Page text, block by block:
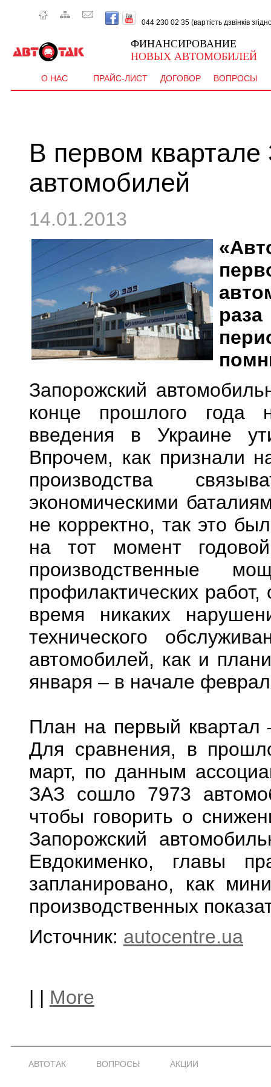
044 230 02 35 (вартість дзвінків
ФИНАНСИРОВАНИЕ
НОВЫХ АВТОМОБИЛЕЙ
О НАС ПРАЙС-ЛИСТ ДОГОВОР ВОПРОСЫ
В первом
автомобилей
14.01.2013
Запорожский
конце прошлого года
введения в Украине
Впрочем, как признали
производства
экономическими
не корректно, так это
на тот момент
производственные
профилактических
время никаких
технического
автомобилей, как и
января – в начале
План на первый квартал
Для сравнения, в
март, по данным
ЗАЗ сошло 7973
чтобы говорить о
Запорожский
Евдокименко, главы
запланировано, как
производственных
Источник: autocentre.ua
| | More
АВТОТАК ВОПРОСЫ АКЦИИ